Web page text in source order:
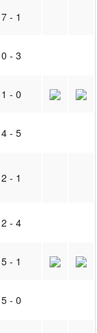
7 - 1
0 - 3
1 - 0
4 - 5
2 - 1
2 - 4
5 - 1
5 - 0